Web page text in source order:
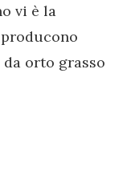
vi è la
orto grasso